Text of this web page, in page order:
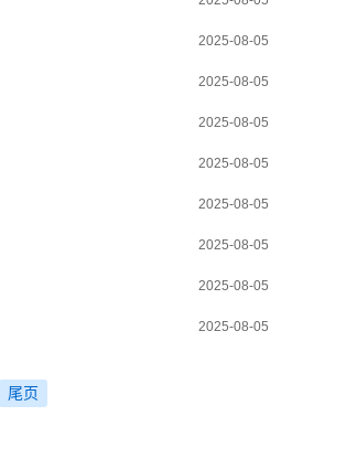
2025-08-05
2025-08-05
2025-08-05
2025-08-05
2025-08-05
2025-08-05
2025-08-05
2025-08-05
尾页